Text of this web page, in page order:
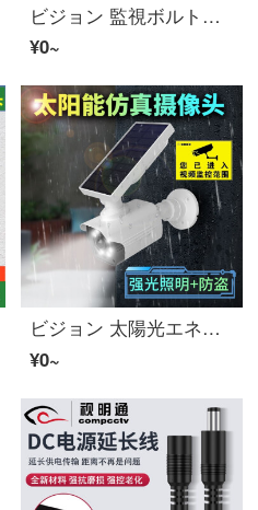
ビジョン 監視ボルトアクション防犯カメラ支架室内外ユニバーサル 壁装鸭嘴万向节ビデオカメラ架子适用于海康DAHUA防犯カメラ
¥0~
ビジョン 太陽光エネルギーアウトドアシミュレーション監視人体感应防犯カメラ家用新农村庭院照明防贼灯超亮 太陽光エネルギーダミーカメラ
¥0~